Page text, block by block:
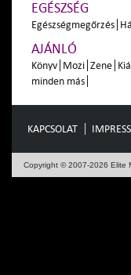
EGÉSZSÉG
Egészségmegőrzés
AJÁNLÓ
Könyv Mozi Zene
minden más
KAPCSOLAT
Copyright © 2007-2026 Elite